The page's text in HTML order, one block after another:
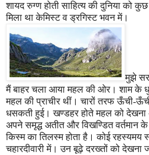
शायद रुग्ण होती साहित्य की दुनिया को कुछ
मिला था केमिस्ट व ड्रगिस्ट भवन में।
मुझे
मैं बाहर चला आया महल की ओर। शाम के
महल की प्राचीर थीं। चारों तरफ ऊँची-
धसकती हुई। खण्डहर होते महल को देखना
अपने समृद्ध अतीत और विखण्डित वर्तमान
किस्म का तिलस्म होता है। कोई रहस्यमय
चहारदीवारी में। उन बूढ़े दरख्तों को